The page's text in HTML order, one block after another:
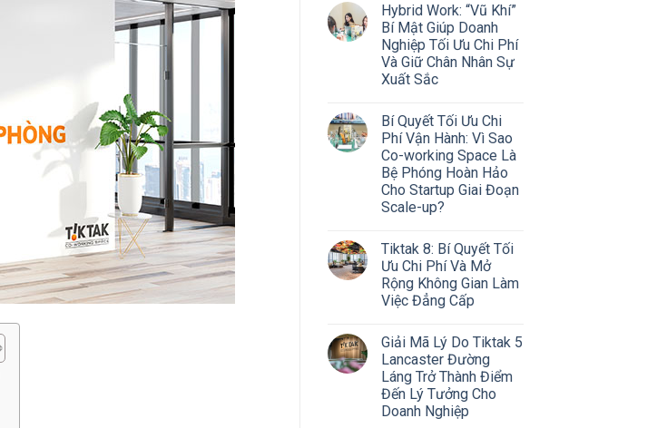
Hybrid Work: “Vũ Khí”
Bí Mật Giúp Doanh
Nghiệp Tối Ưu Chi Phí
Và Giữ Chân Nhân Sự
Xuất Sắc
Bí Quyết Tối Ưu Chi
Phí Vận Hành: Vì Sao
Co-working Space Là
Bệ Phóng Hoàn Hảo
Cho Startup Giai Đoạn
Scale-up?
Tiktak 8: Bí Quyết Tối
Ưu Chi Phí Và Mở
Rộng Không Gian Làm
Việc Đẳng Cấp
Giải Mã Lý Do Tiktak 5
Lancaster Đường
Láng Trở Thành Điểm
Đến Lý Tưởng Cho
Doanh Nghiệp